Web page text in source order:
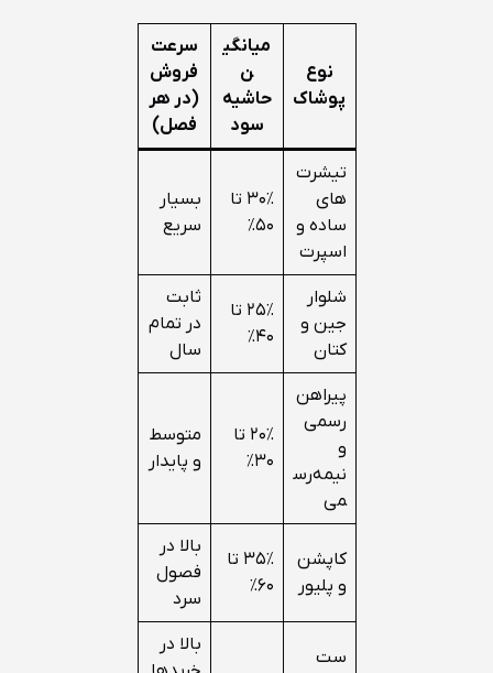
نوع
پوشاک
میانگی
ن
حاشیه
سود
سرعت
فروش
(در هر
فصل)
تیشرت‌
های
ساده و
اسپرت
۳۰٪ تا
۵۰٪
بسیار
سریع
شلوار
جین و
کتان
۲۵٪ تا
۴۰٪
ثابت
در تمام
سال
پیراهن
رسمی
و
نیمه‌رس
می
۲۰٪ تا
۳۰٪
متوسط
و پایدار
کاپشن
و پلیور
۳۵٪ تا
۶۰٪
بالا در
فصول
سرد
ست
بالا در